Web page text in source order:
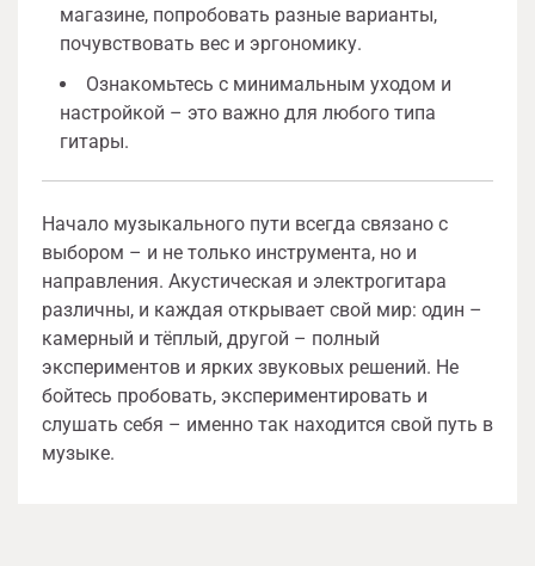
магазине, попробовать разные варианты,
почувствовать вес и эргономику.
Ознакомьтесь с минимальным уходом и
настройкой – это важно для любого типа
гитары.
Начало музыкального пути всегда связано с
выбором – и не только инструмента, но и
направления. Акустическая и электрогитара
различны, и каждая открывает свой мир: один –
камерный и тёплый, другой – полный
экспериментов и ярких звуковых решений. Не
бойтесь пробовать, экспериментировать и
слушать себя – именно так находится свой путь в
музыке.